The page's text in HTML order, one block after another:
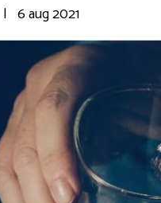
| 6 aug 2021